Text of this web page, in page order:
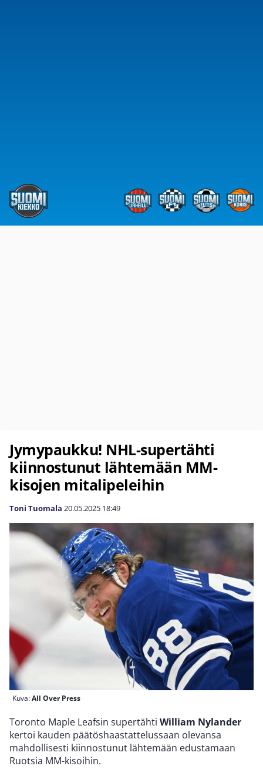
Jymypaukku! NHL-supertähti
kiinnostunut lähtemään MM-
kisojen mitalipeleihin
Toni Tuomala 20.05.2025 18:49
Kuva:All Over Press
Toronto Maple Leafsin supertähti William Nylander
kertoi kauden päätöshaastattelussaan olevansa
mahdollisesti kiinnostunut lähtemään edustamaan
Ruotsia MM-kisoihin.